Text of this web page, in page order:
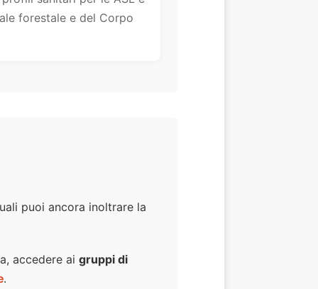
forestale e del Corpo
puoi ancora inoltrare la
accedere ai gruppi di
.